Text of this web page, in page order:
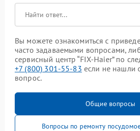
Вы можете ознакомиться с
часто задаваемыми вопросами,
сервисный центр “FIX-Haier” по
+7 (800) 301-55-83 если не нашли
вопрос.
Общие вопросы
Вопросы по ремонту